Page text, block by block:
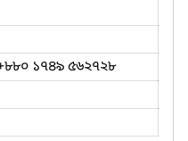
১৭৪৯ ৫৬২৭২৮